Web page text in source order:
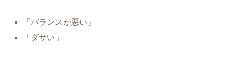
「バランスが悪い」
「ダサい」